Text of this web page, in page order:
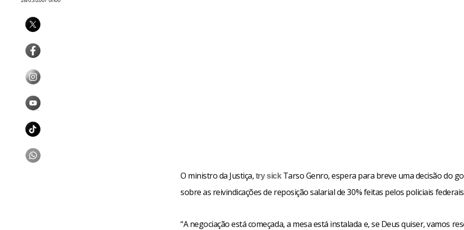
O ministro da Justiça, try sickTarso Genro, espera para breve uma decisão do
sobre as reivindicações de reposição salarial de 30% feitas pelos policiais
“A negociação está começada, a mesa está instalada e, se Deus quiser, vamos